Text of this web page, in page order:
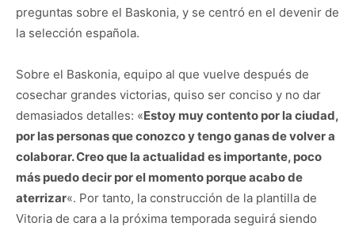
preguntas sobre el Baskonia, y se centró en el devenir de
la selección española.
Sobre el Baskonia, equipo al que vuelve después de
cosechar grandes victorias, quiso ser conciso y no dar
demasiados detalles: «Estoy muy contento por la ciudad,
por las personas que conozco y tengo ganas de volver a
colaborar. Creo que la actualidad es importante, poco
más puedo decir por el momento porque acabo de
aterrizar«. Por tanto, la construcción de la plantilla de
Vitoria de cara a la próxima temporada seguirá siendo